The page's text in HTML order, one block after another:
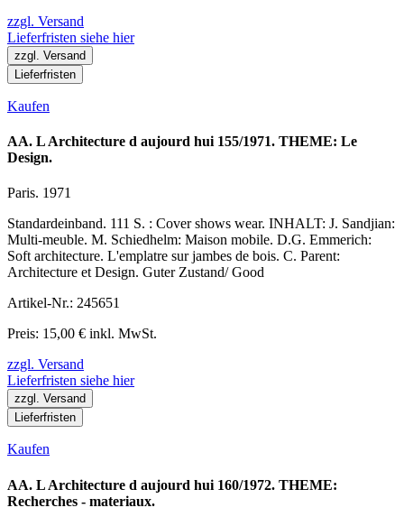
zzgl. Versand
Lieferfristen siehe hier
zzgl. Versand
Lieferfristen
Kaufen
AA. L Architecture d aujourd hui 155/1971. THEME: Le
Design.
Paris. 1971
Standardeinband. 111 S. : Cover shows wear. INHALT: J. Sandjian:
Multi-meuble. M. Schiedhelm: Maison mobile. D.G. Emmerich:
Soft architecture. L'emplatre sur jambes de bois. C. Parent:
Architecture et Design. Guter Zustand/ Good
Artikel-Nr.: 245651
Preis: 15,00 € inkl. MwSt.
zzgl. Versand
Lieferfristen siehe hier
zzgl. Versand
Lieferfristen
Kaufen
AA. L Architecture d aujourd hui 160/1972. THEME:
Recherches - materiaux.